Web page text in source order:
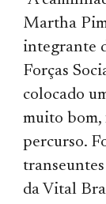
Martha
integrante
Forças
colocado
muito bom,
percurso.
da Vital